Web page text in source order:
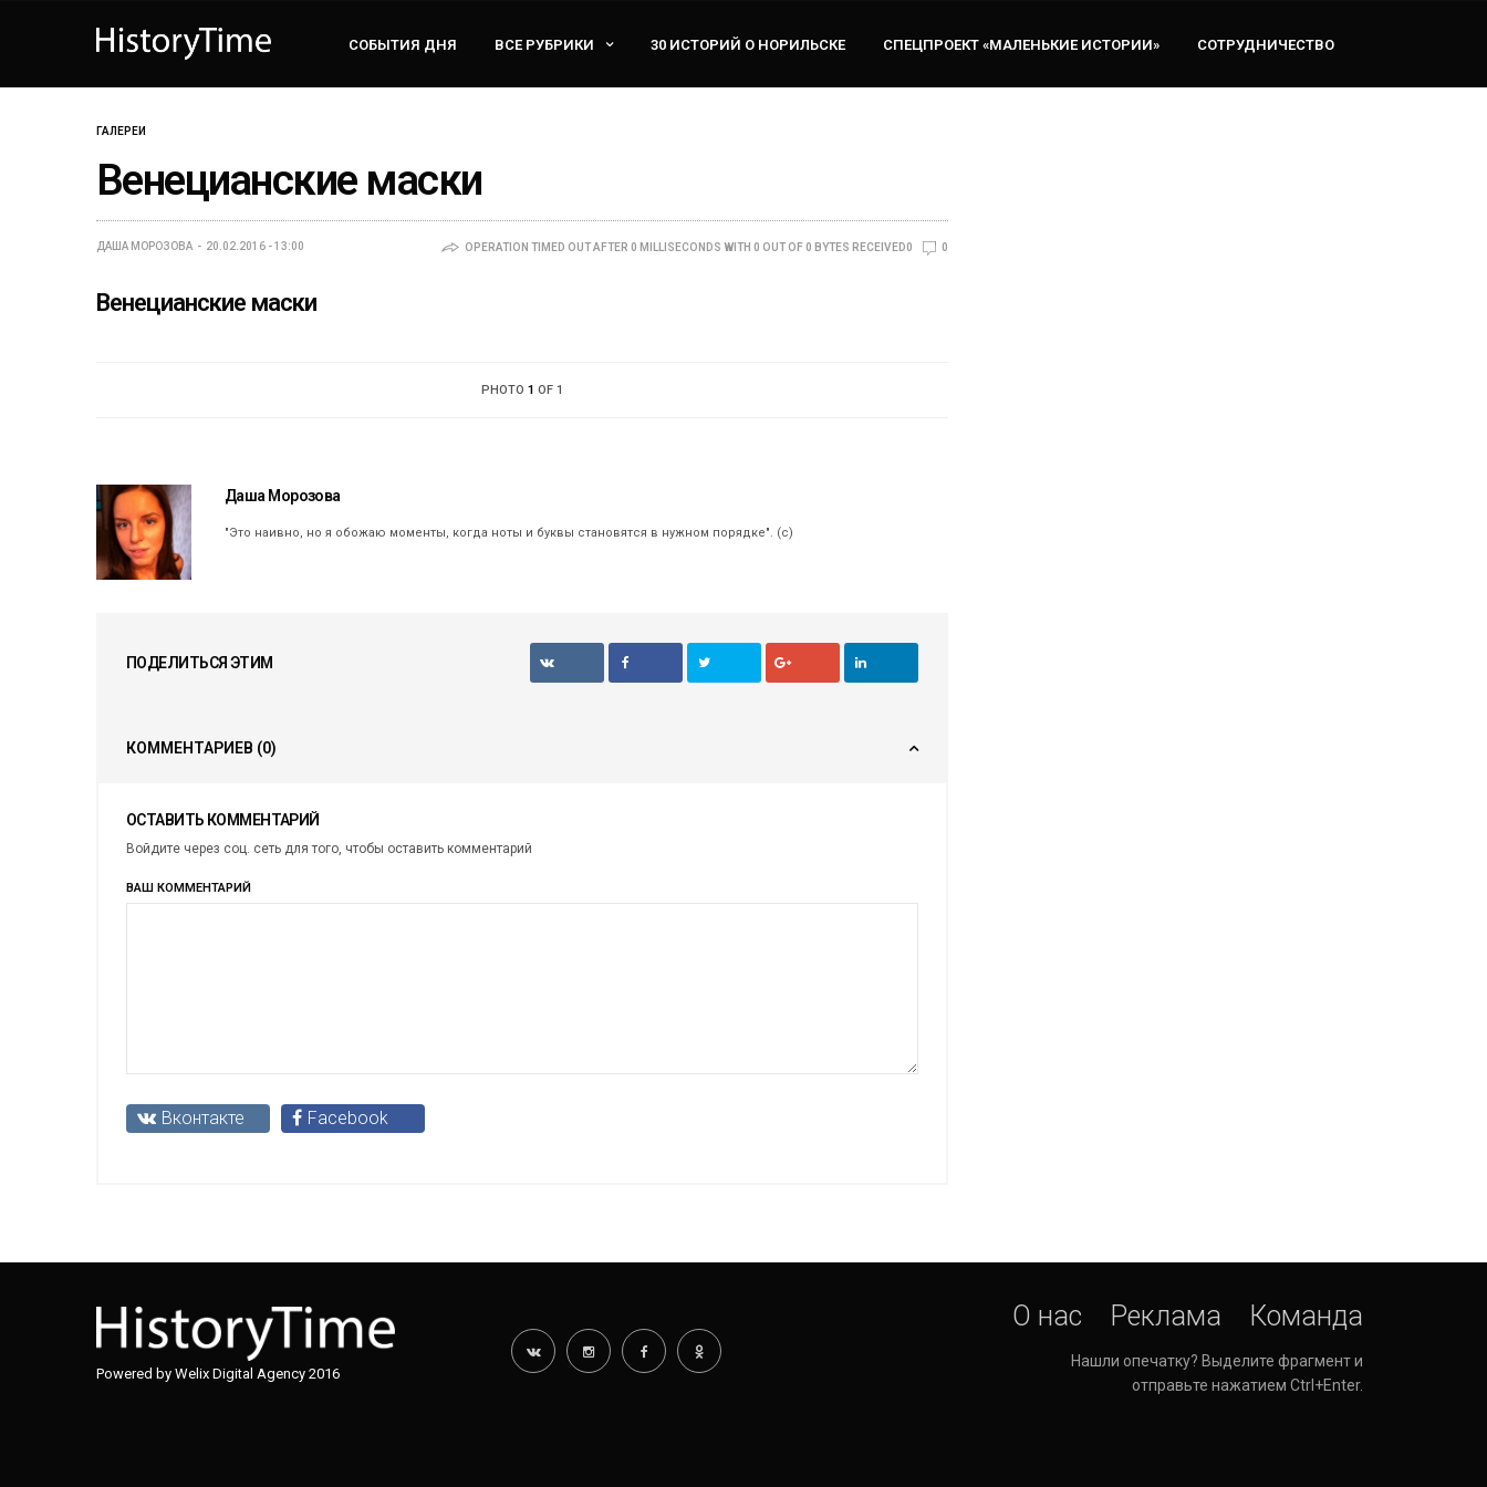
СОБЫТИЯ ДНЯ ВСЕ РУБРИКИ 30 ИСТОРИЙ О НОРИЛЬСКЕ СПЕЦПРОЕКТ «МАЛЕНЬКИЕ ИСТОРИИ» СОТРУДНИЧЕСТВО
ГАЛЕРЕИ
Венецианские маски
ДАША МОРОЗОВА 20.02.2016 - 13:00 OPERATION TIMED OUT AFTER 0 MILLISECONDS WITH 0 OUT OF 0 BYTES RECEIVED0 0
Венецианские маски
PHOTO 1 OF 1
Даша Морозова
"Это наивно, но я обожаю моменты, когда ноты и буквы становятся в нужном порядке". (с)
ПОДЕЛИТЬСЯ ЭТИМ
КОММЕНТАРИЕВ (0)
ОСТАВИТЬ КОММЕНТАРИЙ
Войдите через соц. сеть для того, чтобы оставить комментарий
ВАШ КОММЕНТАРИЙ
Вконтакте Facebook
Powered by Welix Digital Agency 2016
О нас Реклама Команда
Нашли опечатку? Выделите фрагмент и
отправьте нажатием Ctrl+Enter.